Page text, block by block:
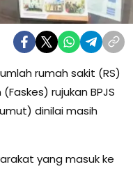
rumah sakit (RS)
rujukan BPJS
dinilai masih
yang masuk ke